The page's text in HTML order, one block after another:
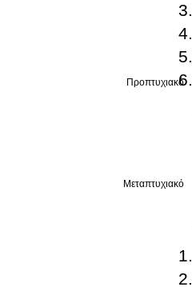
Προπτυχιακό
Μεταπτυχιακό